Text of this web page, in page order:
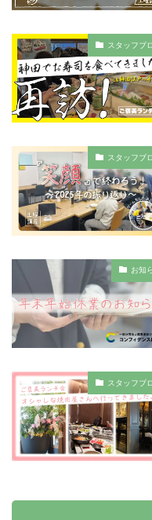
スタッフブ
スタッフブ
お知
スタッフブ